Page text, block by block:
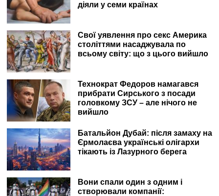
діяли у семи країнах
Свої уявлення про секс Америка
століттями насаджувала по
всьому світу: що з цього вийшло
Технократ Федоров намагався
прибрати Сирського з посади
головкому ЗСУ – але нічого не
вийшло
Батальйон Дубай: після замаху на
Єрмолаєва українські олігархи
тікають із Лазурного берега
Вони спали один з одним і
створювали компанії: